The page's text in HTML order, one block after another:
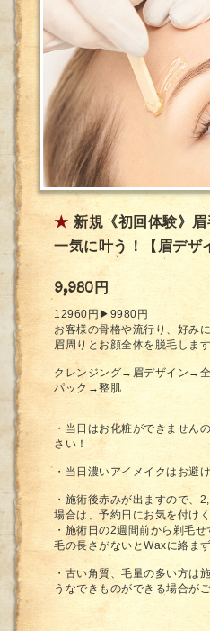
★ 新規《初回体験》
一気に叶う！【眉デザ
9,980円
12960円▶︎9980円
お客様の骨格や流行り、好み
眉周りとお顔全体を脱毛します
クレンジング→眉デザイン→
パック→整肌
・当日はお化粧ができません
さい！
・当日濃いアイメイクはお避
・施術後赤みが出ますので、
場合は、予約日にお気を付けく
・施術日の2週間前から剃毛せ
毛の長さがないとWaxに絡ま
・古い角質、毛量の多い方は
うなできものができる場合が